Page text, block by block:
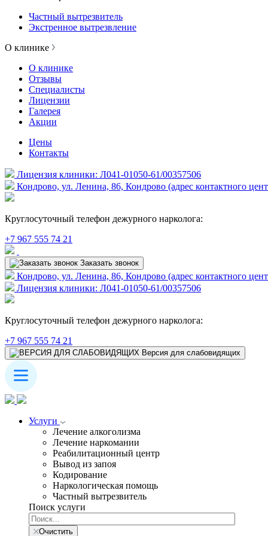
Частный вытрезвитель
Экстренное вытрезвление
О клинике
О клинике
Отзывы
Специалисты
Лицензии
Галерея
Акции
Цены
Контакты
Лицензия клиники: Л041-01050-61/00357506
Кондрово, ул. Ленина, 86, Кондрово (адрес контактного
Круглосуточный телефон дежурного нарколога:
+7 967 555 74 21
Заказать звонок
Кондрово, ул. Ленина, 86, Кондрово (адрес контактного
Лицензия клиники: Л041-01050-61/00357506
Круглосуточный телефон дежурного нарколога:
+7 967 555 74 21
Версия для слабовидящих
Услуги
Лечение алкоголизма
Лечение наркомании
Реабилитационный центр
Вывод из запоя
Кодирование
Наркологическая помощь
Частный вытрезвитель
Поиск услуги
Очистить